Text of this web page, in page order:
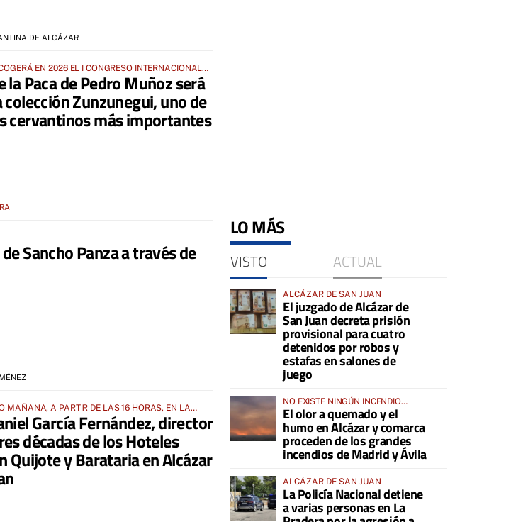
DE ALCÁZAR
EN 2026 EL I CONGRESO INTERNACIONAL
la Paca de Pedro Muñoz será
colección Zunzunegui, uno de
cervantinos más importantes
Sancho Panza a través de
MAÑANA, A PARTIR DE LAS 16 HORAS, EN LA
RAFAELGarcía Fernández, director
décadas de los Hoteles
Quijote y Barataria en Alcázar
LO MÁS
VISTO ACTUAL
ALCÁZAR DE SAN JUAN
El juzgado de Alcázar de
San Juan decreta prisión
provisional para cuatro
detenidos por robos y
estafas en salones de
juego
NO EXISTE NINGÚN INCENDIO
ACTIVO EN LA COMARCA
El olor a quemado y el
humo en Alcázar y comarca
proceden de los grandes
incendios de Madrid y Ávila
ALCÁZAR DE SAN JUAN
La Policía Nacional detiene
a varias personas en La